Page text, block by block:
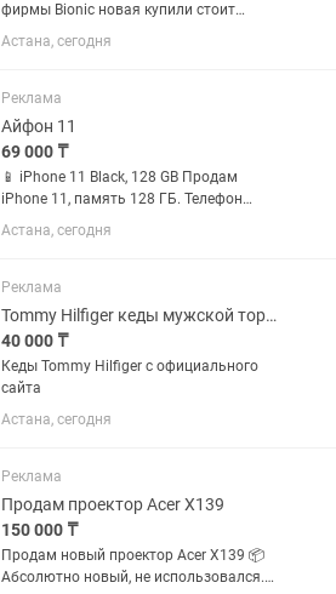
фирмы Bionic новая купили стоит
просто так не пользуемся Корейская
Торг имеется
Астана, сегодня
Реклама
Айфон 11
69 000 ₸
📱 iPhone 11 Black, 128 GB Продам
iPhone 11, память 128 ГБ. Телефон
полностью рабочий, Face ID работает,
камеры и динамики без нареканий. Все
Память: 128 ГБ 🔹...
Астана, сегодня
Реклама
Tommy Hilfiger кеды мужской торг есть
40 000 ₸
Кеды Tommy Hilfiger с официального
сайта
Астана, сегодня
Реклама
Продам проектор Acer X139
150 000 ₸
Продам новый проектор Acer X139 📦
Абсолютно новый, не использовался.